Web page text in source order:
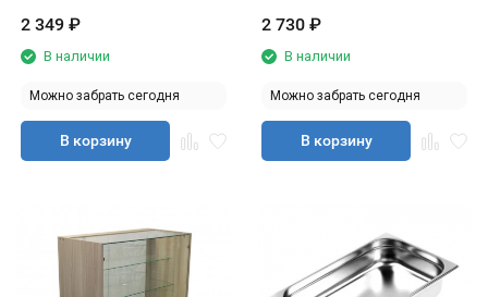
2 349 ₽
В наличии
Можно забрать сегодня
В корзину
2 730 ₽
В наличии
Можно забрать сегодня
В корзину